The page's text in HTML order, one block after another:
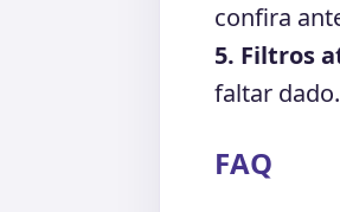
confira
5. Filtros
faltar dado.
FAQ